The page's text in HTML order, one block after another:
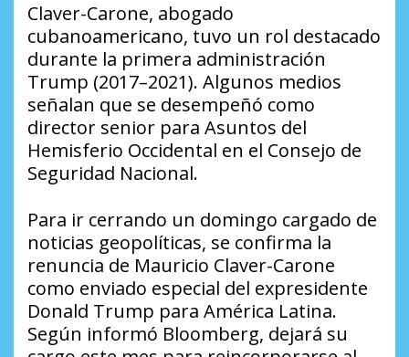
Claver-Carone, abogado
cubanoamericano, tuvo un rol destacado
durante la primera administración
Trump (2017–2021). Algunos medios
señalan que se desempeñó como
director senior para Asuntos del
Hemisferio Occidental en el Consejo de
Seguridad Nacional.
Para ir cerrando un domingo cargado de
noticias geopolíticas, se confirma la
renuncia de Mauricio Claver-Carone
como enviado especial del expresidente
Donald Trump para América Latina.
Según informó Bloomberg, dejará su